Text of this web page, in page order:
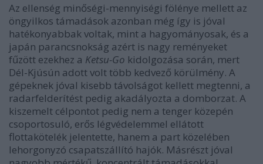
Az ellenség minőségi-mennyiségi fölénye mellett az
öngyilkos támadások azonban még így is jóval
hatékonyabbak voltak, mint a hagyományosak, és a
japán parancsnokság azért is nagy reményeket
fűzött ezekhez a Ketsu-Go kidolgozása során, mert
Dél-Kjúsún adott volt több kedvező körülmény. A
gépeknek jóval kisebb távolságot kellett megtenni, a
radarfelderítést pedig akadályozta a domborzat. A
kiszemelt célpontot pedig nem a tenger közepén
csoportosuló, erős légvédelemmel ellátott
flottakötelék jelentette, hanem a part közelében
lehorgonyzó csapatszállító hajók. Másrészt jóval